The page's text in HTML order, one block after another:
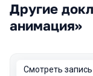
Другие
анимация»
Смотреть запись